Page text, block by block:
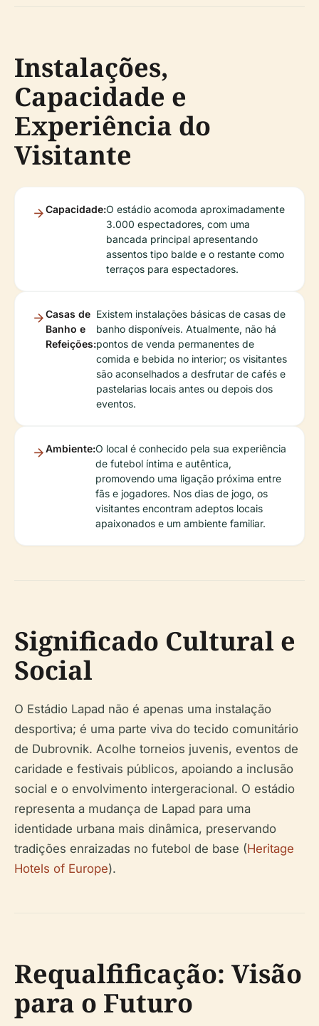
Instalações,
Capacidade e
Experiência do
Visitante
Capacidade:O estádio acomoda aproximadamente
3.000 espectadores, com uma
bancada principal apresentando
assentos tipo balde e o restante como
terraços para espectadores.
Casas de
Banho e
Refeições:
Existem instalações básicas de casas de
banho disponíveis. Atualmente, não há
pontos de venda permanentes de
comida e bebida no interior; os visitantes
são aconselhados a desfrutar de cafés e
pastelarias locais antes ou depois dos
eventos.
Ambiente:O local é conhecido pela sua experiência
de futebol íntima e autêntica,
promovendo uma ligação próxima entre
fãs e jogadores. Nos dias de jogo, os
visitantes encontram adeptos locais
apaixonados e um ambiente familiar.
Significado Cultural e
Social
O Estádio Lapad não é apenas uma instalação
desportiva; é uma parte viva do tecido comunitário
de Dubrovnik. Acolhe torneios juvenis, eventos de
caridade e festivais públicos, apoiando a inclusão
social e o envolvimento intergeracional. O estádio
representa a mudança de Lapad para uma
identidade urbana mais dinâmica, preservando
tradições enraizadas no futebol de base (Heritage
Hotels of Europe).
Requalfificação: Visão
para o Futuro